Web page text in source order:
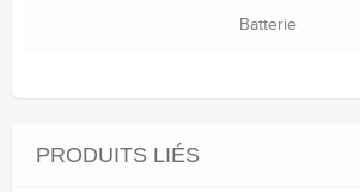
Batterie
PRODUITS LIÉS